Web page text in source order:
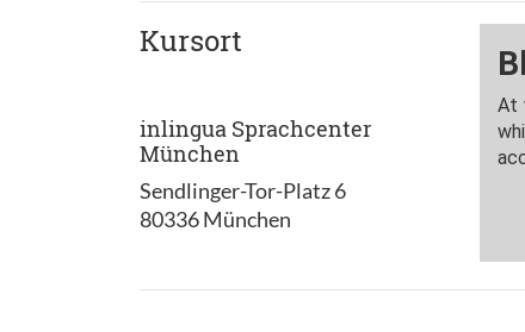
Kursort
inlingua Sprachcenter
München
Sendlinger-Tor-Platz 6
80336 München